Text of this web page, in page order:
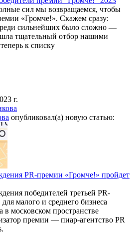
сил мы возвращаемся, чтобы
«Громче!». Скажем сразу:
сильнейших было сложно —
тщательный отбор нашими
к списку
г.
опубликовал(а) новую статью:
PR-премии «Громче!» пройдет
победителей третьей PR-
малого и среднего бизнеса
в московском пространстве
премии — пиар-агентство PR